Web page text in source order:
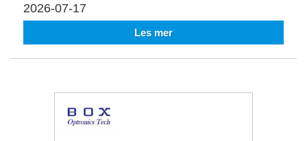
2026-07-17
Les mer